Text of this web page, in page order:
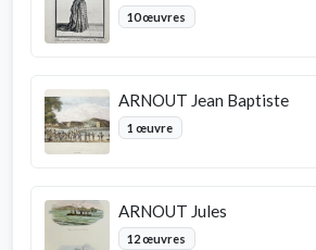
10 œuvres
ARNOUT Jean Baptiste
1 œuvre
ARNOUT Jules
12 œuvres